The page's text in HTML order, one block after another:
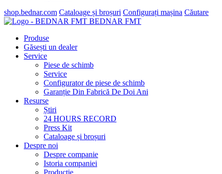
shop.bednar.com Cataloage și broșuri Configurați mașina Căutare
BEDNAR FMT
Produse
Găsești un dealer
Service
Piese de schimb
Service
Configurator de piese de schimb
Garanție Din Fabrică De Doi Ani
Resurse
Știri
24 HOURS RECORD
Press Kit
Cataloage și broșuri
Despre noi
Despre companie
Istoria companiei
Producție